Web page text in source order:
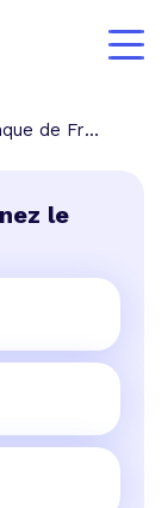
immobilier
le